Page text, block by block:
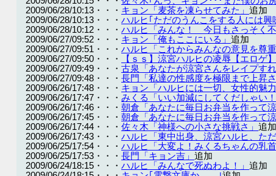
2009/06/28/10:13・・・ キョン「麦茶を凍らせてみた」 追加
2009/06/28/10:13・・・ ハルヒ｢ただのうんこをする人には興
2009/06/28/10:12・・・ ハルヒ「みんな！ 今日もさっそく
2009/06/27/09:52・・・ キョン「俺もここにいる」 追加
2009/06/27/09:51・・・ ハルヒ「これからみんなの意見を尊重
2009/06/27/09:50・・・
【ｓｓ】涼宮ハルヒの凌辱【エロゲ】
2009/06/27/09:49・・・ 古泉「あなたが涼宮さんをレイプす
2009/06/27/09:48・・・ 長門「私達の性感度を極限まで上昇さ
2009/06/26/17:48・・・ キョン「ハルヒには一切、女性的魅
2009/06/26/17:47・・・ みくる「いい加減にしてくだしゃい！
2009/06/26/17:46・・・ 朝倉「あなたに毎日お弁当を作って
2009/06/26/17:45・・・ 朝倉「あなたに毎日お弁当を作って
2009/06/26/17:44・・・ 佐々木「神様への小さな挑戦さ」 追加
2009/06/26/17:43・・・ ハルヒ「東中出身、涼宮ハルヒ、た
2009/06/25/17:54・・・ ハルヒ「大変よ！みくるちゃんの乳
2009/06/25/17:53・・・ 長門「キョン吉」 追加
2009/06/24/18:15・・・ ハルヒ「みんなで死ぬわよ！」 追加